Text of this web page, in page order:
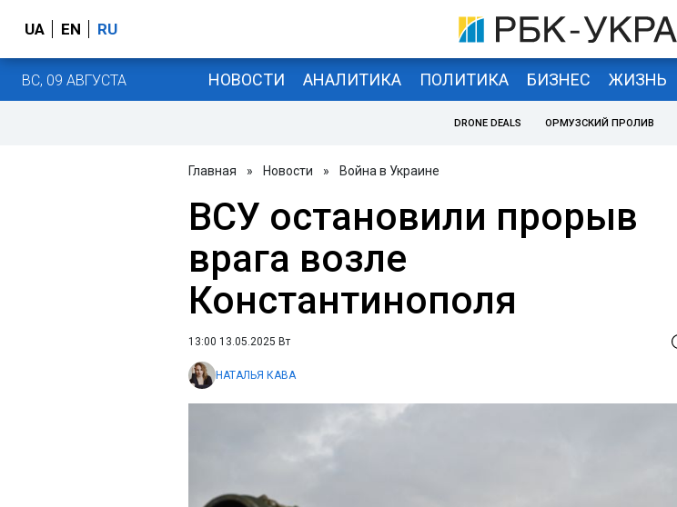
UA EN RU
ВС, 09 АВГУСТА НОВОСТИ АНАЛИТИКА ПОЛИТИКА БИЗНЕС ЖИЗНЬ
DRONE DEALS ОРМУЗСКИЙ ПРОЛИВ
Главная » Новости » Война в Украине
ВСУ остановили прорыв
врага возле
Константинополя
13:00 13.05.2025 Вт
НАТАЛЬЯ КАВА